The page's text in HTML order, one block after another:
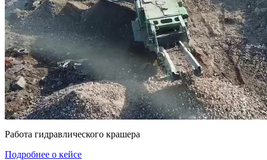
Работа гидравлического крашера
Подробнее о кейсе